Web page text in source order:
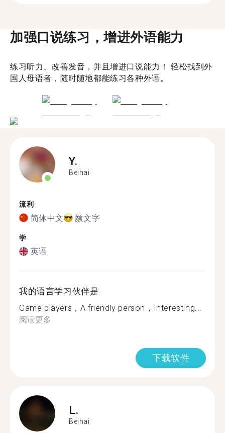
加强口说练习，增进外语能力
练习听力、改善发音，并且增进口说能力！ 轻松找到外
国人母语者，随时随地都能练习各种外语。
Y.
Beihai
流利
简体中文 颜文字
学
英语
我的语言学习伙伴是
Game players，A friendly person，Interesting...
阅读更多
下载软件
L.
Beihai